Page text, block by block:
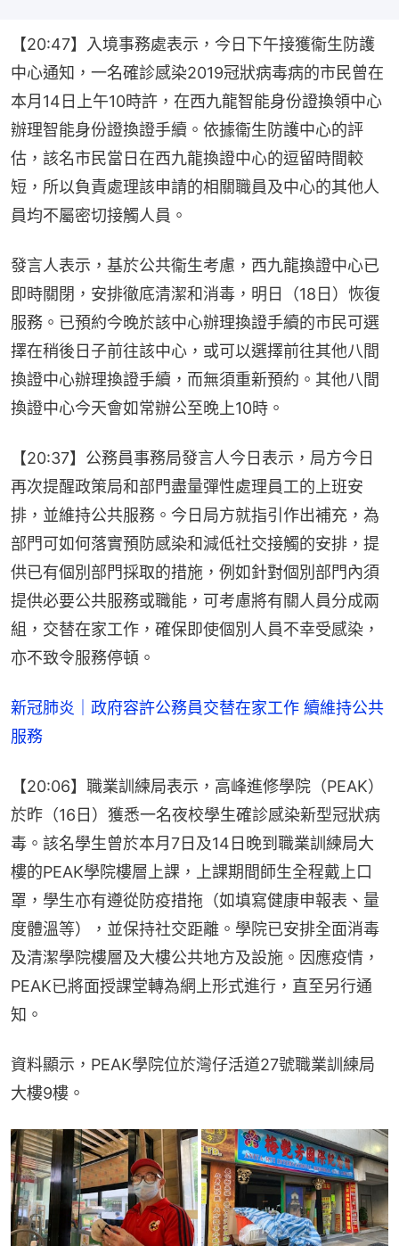
【20:47】入境事務處表示，今日下午接獲衞生防護
中心通知，一名確診感染2019冠狀病毒病的市民曾在
本月14日上午10時許，在西九龍智能身份證換領中心
辦理智能身份證換證手續。依據衞生防護中心的評
估，該名市民當日在西九龍換證中心的逗留時間較
短，所以負責處理該申請的相關職員及中心的其他人
員均不屬密切接觸人員。
發言人表示，基於公共衞生考慮，西九龍換證中心已
即時關閉，安排徹底清潔和消毒，明日（18日）恢復
服務。已預約今晚於該中心辦理換證手續的市民可選
擇在稍後日子前往該中心，或可以選擇前往其他八間
換證中心辦理換證手續，而無須重新預約。其他八間
換證中心今天會如常辦公至晚上10時。
【20:37】公務員事務局發言人今日表示，局方今日
再次提醒政策局和部門盡量彈性處理員工的上班安
排，並維持公共服務。今日局方就指引作出補充，為
部門可如何落實預防感染和減低社交接觸的安排，提
供已有個別部門採取的措施，例如針對個別部門內須
提供必要公共服務或職能，可考慮將有關人員分成兩
組，交替在家工作，確保即使個別人員不幸受感染，
亦不致令服務停頓。
新冠肺炎｜政府容許公務員交替在家工作 續維持公共
服務
【20:06】職業訓練局表示，高峰進修學院（PEAK）
於昨（16日）獲悉一名夜校學生確診感染新型冠狀病
毒。該名學生曾於本月7日及14日晚到職業訓練局大
樓的PEAK學院樓層上課，上課期間師生全程戴上口
罩，學生亦有遵從防疫措拖（如填寫健康申報表、量
度體溫等），並保持社交距離。學院已安排全面消毒
及清潔學院樓層及大樓公共地方及設施。因應疫情，
PEAK已將面授課堂轉為網上形式進行，直至另行通
知。
資料顯示，PEAK學院位於灣仔活道27號職業訓練局
大樓9樓。